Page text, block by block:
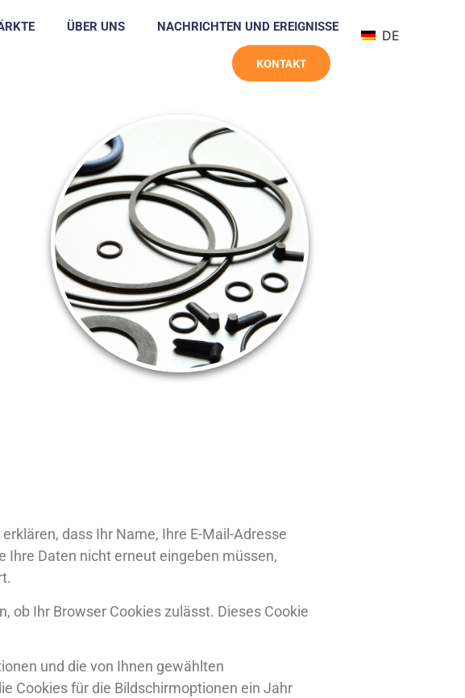
ÜBER UNS NACHRICHTEN UND EREIGNISSE
KONTAKT
DE
dass Ihr Name, Ihre E-Mail-Adresse
Ihre Daten nicht erneut eingeben müssen,
ob Ihr Browser Cookies zulässt. Dieses Cookie
und die von Ihnen gewählten
Cookies für die Bildschirmoptionen ein Jahr